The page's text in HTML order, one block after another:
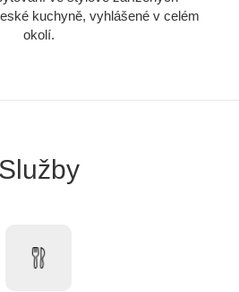
kuchyně, vyhlášené v celém
okolí.
Služby